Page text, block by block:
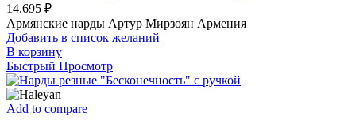
14.695 ₽
Армянские нарды Артур Мирзоян Армения
Добавить в список желаний
В корзину
Быстрый Просмотр
Add to compare